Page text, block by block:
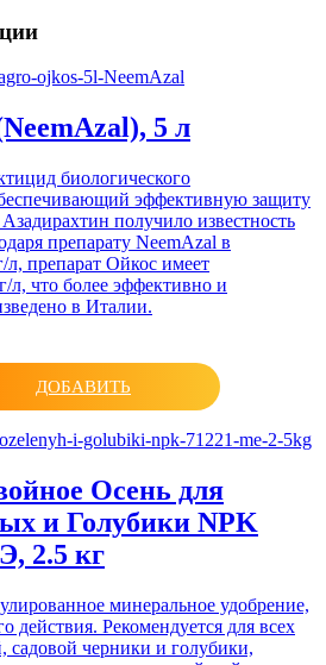
5 л
биологического
эффективную защиту
получило известность
препарату NeemAzal в
л, препарат Ойкос имеет
л, что более эффективно и
в Италии.
ДОБАВИТЬ
Осень для
и Голубики NPK
2.5 кг
минеральное удобрение,
действия. Рекомендуется для всех
садовой черники и голубики,